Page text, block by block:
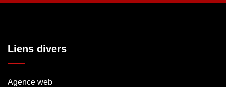
Liens divers
Agence web